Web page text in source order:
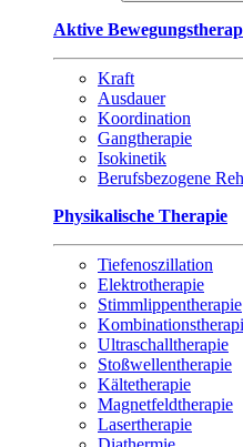
Aktive
Kraft
Ausdauer
Koordination
Gangtherapie
Isokinetik
Berufsbezogene
Physikalische Therapie
Tiefenoszillation
Elektrotherapie
Stimmlippentherapie
Ultraschalltherapie
Stoßwellentherapie
Kältetherapie
Magnetfeldtherapie
Lasertherapie